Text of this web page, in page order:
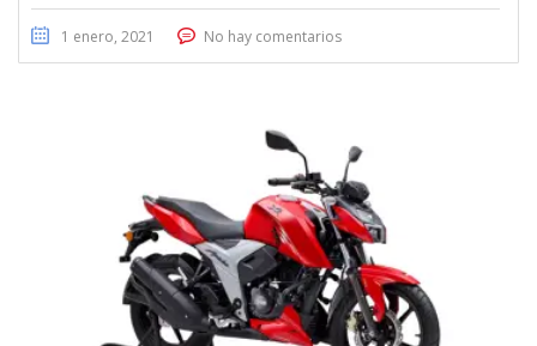
1 enero, 2021 No hay comentarios